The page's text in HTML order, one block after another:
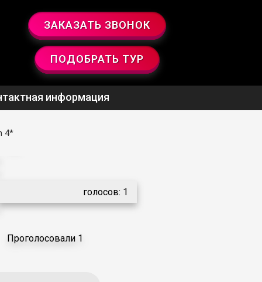
ЗАКАЗАТЬ ЗВОНОК
ПОДОБРАТЬ ТУР
информация
4*
Проголосовали 1
голосов: 1